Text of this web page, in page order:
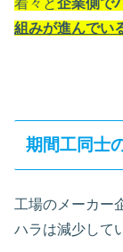
組みが進んでい
期間工同士
工場のメーカー
ハラは減少して